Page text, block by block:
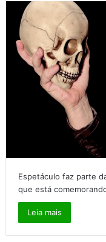
Espetáculo faz parte
que está
Leia mais